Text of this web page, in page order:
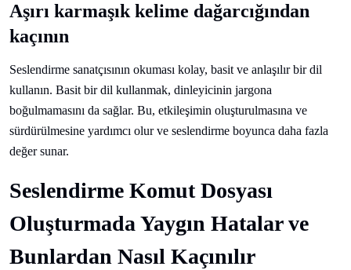
Aşırı karmaşık kelime dağarcığından
kaçının
Seslendirme sanatçısının okuması kolay, basit ve anlaşılır bir dil
kullanın. Basit bir dil kullanmak, dinleyicinin jargona
boğulmamasını da sağlar. Bu, etkileşimin oluşturulmasına ve
sürdürülmesine yardımcı olur ve seslendirme boyunca daha fazla
değer sunar.
Seslendirme Komut Dosyası
Oluşturmada Yaygın Hatalar ve
Bunlardan Nasıl Kaçınılır